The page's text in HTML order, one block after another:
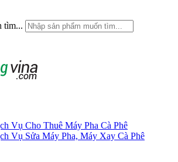
tìm...
Vụ Cho Thuê Máy Pha Cà Phê
Vụ Sửa Máy Pha, Máy Xay Cà Phê